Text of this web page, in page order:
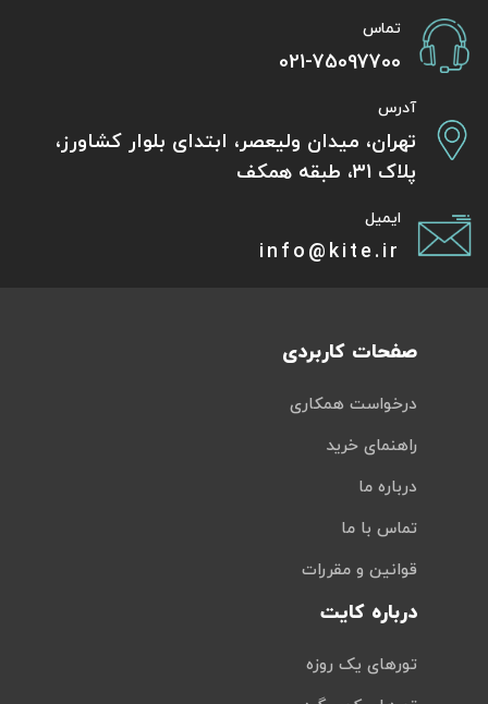
تماس
021-75097700
آدرس
تهران، میدان ولیعصر، ابتدای بلوار کشاورز،
پلاک 31، طبقه همکف
ایمیل
info@kite.ir
صفحات کاربردی
درخواست همکاری
راهنمای خرید
درباره ما
تماس با ما
قوانین و مقررات
درباره کایت
تورهای یک روزه